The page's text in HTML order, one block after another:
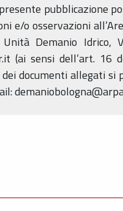
pubblicazione
e/o osservazioni
Demanio Idrico,
(ai sensi dell’art. 16
documenti allegati